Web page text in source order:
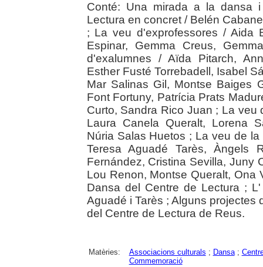
Conté: Una mirada a la dansa
Lectura en concret / Belén
; La veu d'exprofessores / Aida
Espinar, Gemma Creus,
d'exalumnes / Aïda Pitarch,
Esther Fusté Torrebadell, Isabel
Mar Salinas Gil, Montse Baiges
Font Fortuny, Patrícia Prats
Curto, Sandra Rico Juan ; La veu
Laura Canela Queralt, Lorena
Núria Salas Huetos ; La veu de
Teresa Aguadé Tarès, Àngels
Fernández, Cristina Sevilla, Juny
Lou Renon, Montse Queralt, Ona
Dansa del Centre de Lectura ;
Aguadé i Tarès ; Alguns projectes
del Centre de Lectura de Reus.
Matèries: Associacions culturals ; Dansa;
Commemoració